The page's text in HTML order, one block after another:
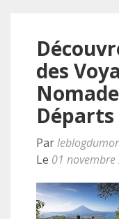
des
Par
Le 01